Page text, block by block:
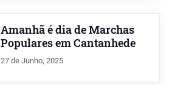
Amanhã é dia de Marchas
Populares em Cantanhede
27 de Junho, 2025